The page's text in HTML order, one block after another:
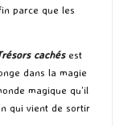
parce que les
cachésest
dans la magie
magique qu’il
qui vient de sortir